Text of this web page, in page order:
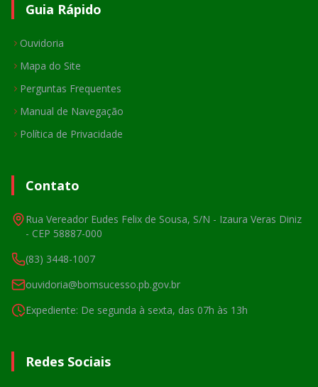
Guia Rápido
Ouvidoria
Mapa do Site
Perguntas Frequentes
Manual de Navegação
Política de Privacidade
Contato
Rua Vereador Eudes Felix de Sousa, S/N - Izaura Veras Diniz
- CEP 58887-000
(83) 3448-1007
ouvidoria@bomsucesso.pb.gov.br
Expediente: De segunda à sexta, das 07h às 13h
Redes Sociais